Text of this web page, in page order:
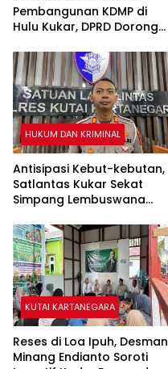
Pembangunan KDMP di
Hulu Kukar, DPRD Dorong
HUKUM DAN KRIMINAL
Antisipasi Kebut-kebutan,
Satlantas Kukar Sekat
Simpang Lembuswana
KUTAI KARTANEGARA
Reses di Loa Ipuh, Desman
Minang Endianto Soroti